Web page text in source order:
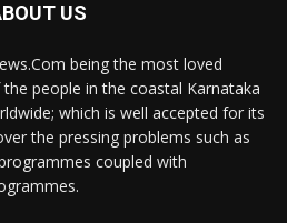
US
being the most loved
people in the coastal Karnataka
which is well accepted for its
the pressing problems such as
coupled with